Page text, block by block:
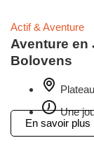
Actif & Aventure
Aventure en
Bolovens
Une
En savoir plus